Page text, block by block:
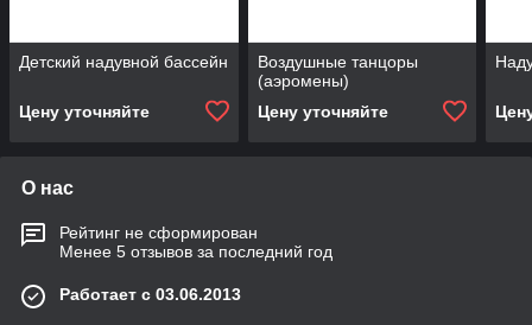
Детский надувной бассейн
Цену уточняйте
Воздушные танцоры
(аэромены)
Цену уточняйте
О нас
Рейтинг не сформирован
Менее 5 отзывов за последний год
Работает с 03.06.2013